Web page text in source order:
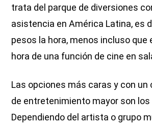
trata del parque de diversiones
asistencia en América Latina, es
pesos la hora, menos incluso que
hora de una función de cine en
Las opciones más caras y con un
de entretenimiento mayor son
Dependiendo del artista o grupo